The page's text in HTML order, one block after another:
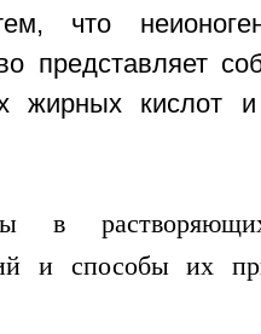
что
представляет
жирных кислот и